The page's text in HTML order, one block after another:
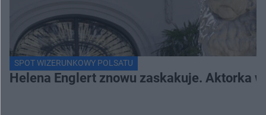
SPOT WIZERUNKOWY POLSATU
Helena Englert znowu zaskakuje. Aktorka